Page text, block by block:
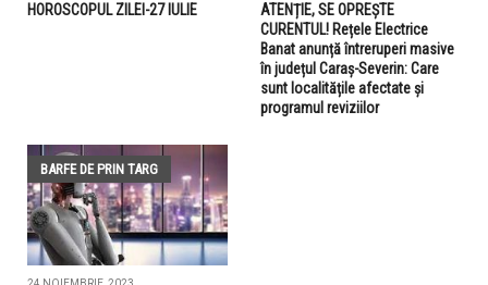
HOROSCOPUL ZILEI-27 IULIE
ATENȚIE, SE OPREȘTE
CURENTUL! Rețele Electrice
Banat anunță întreruperi masive
în județul Caraș-Severin: Care
sunt localitățile afectate și
programul reviziilor
BARFE DE PRIN TARG